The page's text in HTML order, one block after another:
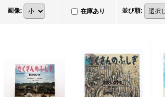
画像: 在庫あり 並び順: